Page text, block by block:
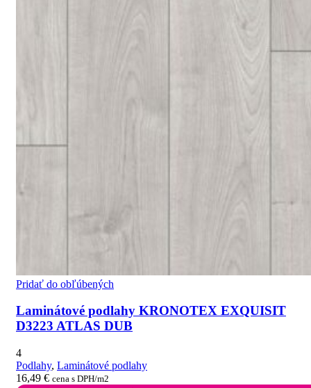
Pridať do obľúbených
Laminátové podlahy KRONOTEX EXQUISIT
D3223 ATLAS DUB
4
Podlahy, Laminátové podlahy
16,49 € cena s DPH/m2